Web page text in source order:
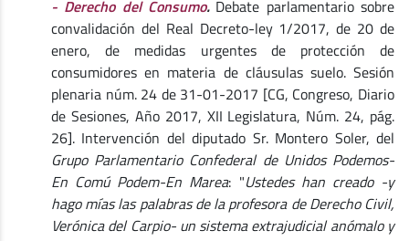
- Derecho del Consumo. Debate parlamentario sobre
convalidación del Real Decreto-ley 1/2017, de 20 de
enero, de medidas urgentes de protección de
consumidores en materia de cláusulas suelo. Sesión
plenaria núm. 24 de 31-01-2017 [CG, Congreso, Diario
de Sesiones, Año 2017, XII Legislatura, Núm. 24, pág.
26]. Intervención del diputado Sr. Montero Soler, del
Grupo Parlamentario Confederal de Unidos Podemos-
En Comú Podem-En Marea: "Ustedes han creado -y
hago mías las palabras de la profesora de Derecho Civil,
Verónica del Carpio- un sistema extrajudicial anómalo y